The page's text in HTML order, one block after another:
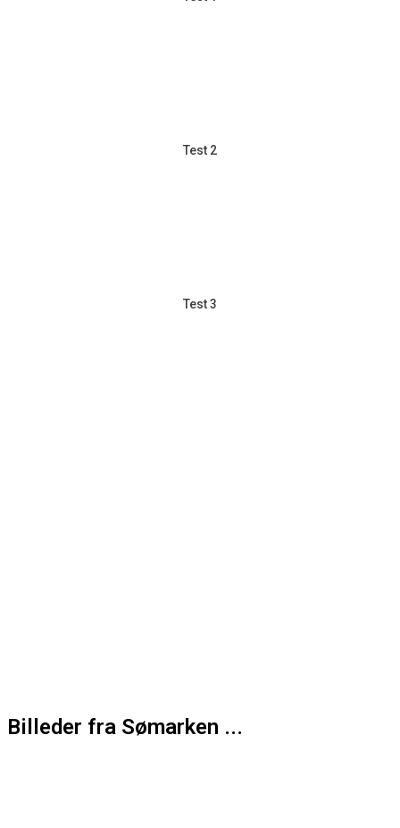
Test 2
Test 3
Billeder fra Sømarken ...